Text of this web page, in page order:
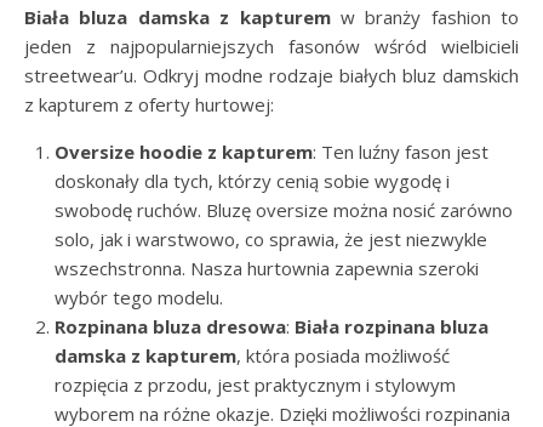
Biała bluza damska z kapturemw branży fashion to
jeden z najpopularniejszych fasonów wśród wielbicieli
streetwear’u. Odkryj modne rodzaje białych bluz damskich
z kapturem z oferty hurtowej:
Oversize hoodie z kapturem: Ten luźny fason jest
doskonały dla tych, którzy cenią sobie wygodę i
swobodę ruchów. Bluzę oversize można nosić zarówno
solo, jak i warstwowo, co sprawia, że jest niezwykle
wszechstronna. Nasza hurtownia zapewnia szeroki
wybór tego modelu.
Rozpinana bluza dresowa: Biała rozpinana bluza
damska z kapturem, która posiada możliwość
rozpięcia z przodu, jest praktycznym i stylowym
wyborem na różne okazje. Dzięki możliwości rozpinania